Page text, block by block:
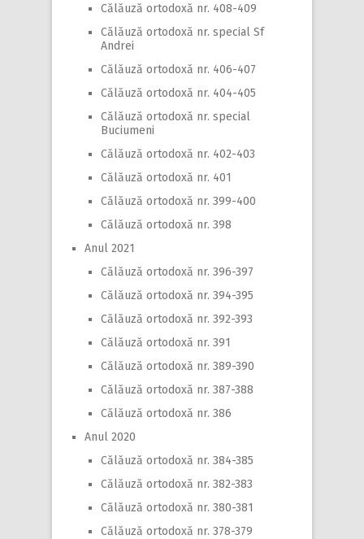
Călăuză ortodoxă nr. 408-409
Călăuză ortodoxă nr. special Sf
Andrei
Călăuză ortodoxă nr. 406-407
Călăuză ortodoxă nr. 404-405
Călăuză ortodoxă nr. special
Buciumeni
Călăuză ortodoxă nr. 402-403
Călăuză ortodoxă nr. 401
Călăuză ortodoxă nr. 399-400
Călăuză ortodoxă nr. 398
Anul 2021
Călăuză ortodoxă nr. 396-397
Călăuză ortodoxă nr. 394-395
Călăuză ortodoxă nr. 392-393
Călăuză ortodoxă nr. 391
Călăuză ortodoxă nr. 389-390
Călăuză ortodoxă nr. 387-388
Călăuză ortodoxă nr. 386
Anul 2020
Călăuză ortodoxă nr. 384-385
Călăuză ortodoxă nr. 382-383
Călăuză ortodoxă nr. 380-381
Călăuză ortodoxă nr. 378-379